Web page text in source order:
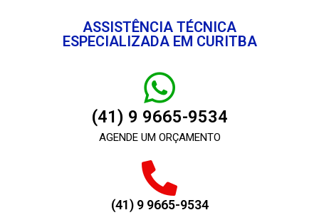
ASSISTÊNCIA TÉCNICA
ESPECIALIZADA EM CURITBA
(41) 9 9665-9534
AGENDE UM ORÇAMENTO
(41) 9 9665-9534